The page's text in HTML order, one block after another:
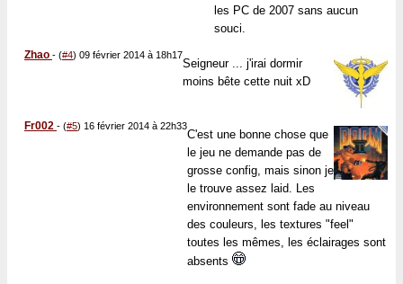
les PC de 2007 sans aucun
souci.
Zhao - (#4) 09 février 2014 à 18h17
Seigneur ... j'irai dormir
moins bête cette nuit xD
Fr002 - (#5) 16 février 2014 à 22h33
C'est une bonne chose que
le jeu ne demande pas de
grosse config, mais sinon je
le trouve assez laid. Les
environnement sont fade au niveau
des couleurs, les textures "feel"
toutes les mêmes, les éclairages sont
absents